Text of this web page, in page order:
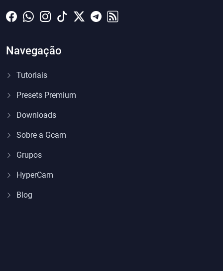
Navegação
Tutoriais
Presets Premium
Downloads
Sobre a Gcam
Grupos
HyperCam
Blog